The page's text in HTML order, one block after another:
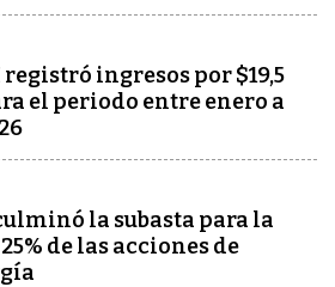
registró ingresos por $19,5
el periodo entre enero a
la subasta para la
de las acciones de